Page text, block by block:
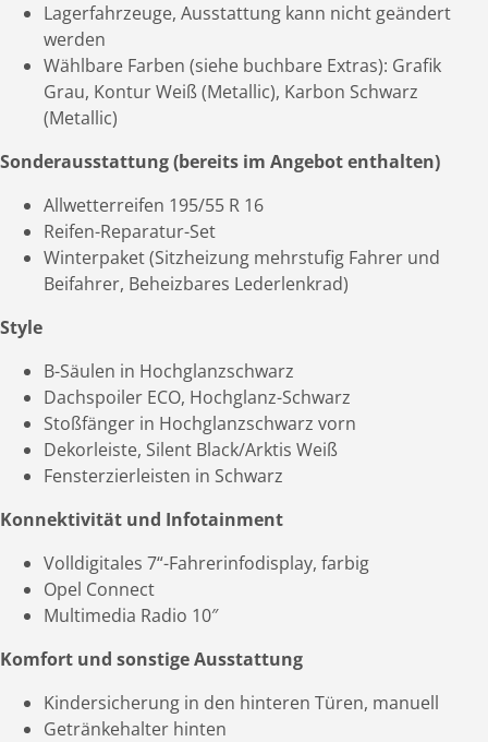
Lagerfahrzeuge, Ausstattung kann nicht geändert
werden
Wählbare Farben (siehe buchbare Extras): Grafik
Grau, Kontur Weiß (Metallic), Karbon Schwarz
(Metallic)
Sonderausstattung (bereits im Angebot enthalten)
Allwetterreifen 195/55 R 16
Reifen-Reparatur-Set
Winterpaket (Sitzheizung mehrstufig Fahrer und
Beifahrer, Beheizbares Lederlenkrad)
Style
B-Säulen in Hochglanzschwarz
Dachspoiler ECO, Hochglanz-Schwarz
Stoßfänger in Hochglanzschwarz vorn
Dekorleiste, Silent Black/Arktis Weiß
Fensterzierleisten in Schwarz
Konnektivität und Infotainment
Volldigitales 7“-Fahrerinfodisplay, farbig
Opel Connect
Multimedia Radio 10″
Komfort und sonstige Ausstattung
Kindersicherung in den hinteren Türen, manuell
Getränkehalter hinten